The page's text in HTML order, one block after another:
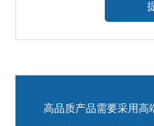
高品质产品需要采用高